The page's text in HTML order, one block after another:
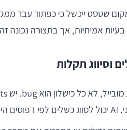
שטסט ייכשל כי כפתור עבר
אמיתיות, אך בתצורה